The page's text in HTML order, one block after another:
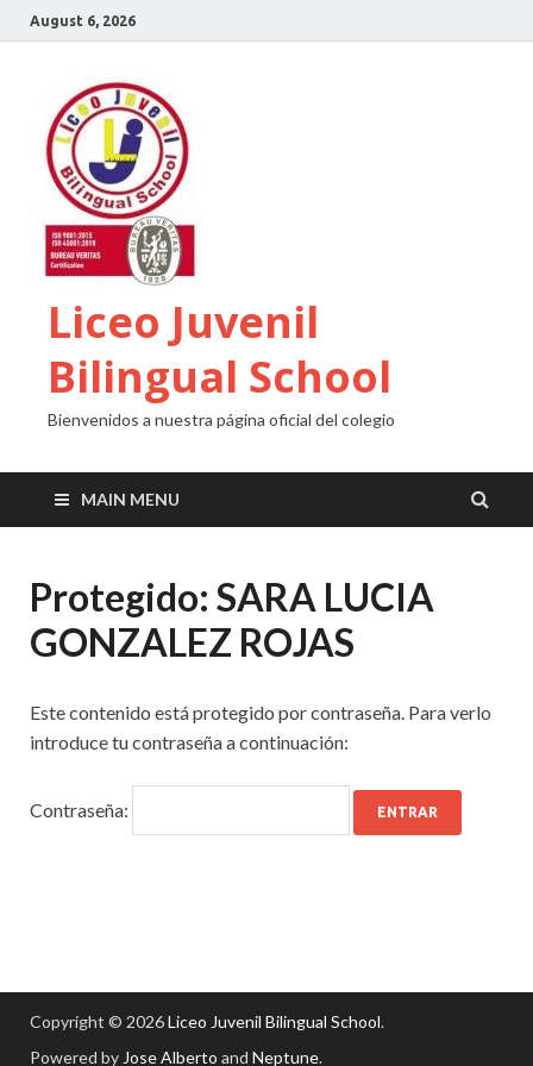
August 6, 2026
Liceo Juvenil
Bilingual School
Bienvenidos a nuestra página oficial del colegio
MAIN MENU
Protegido: SARA LUCIA
GONZALEZ ROJAS
Este contenido está protegido por contraseña. Para verlo
introduce tu contraseña a continuación:
Contraseña:
Copyright © 2026Liceo Juvenil Bilingual School.
Powered by Jose Alberto and Neptune.